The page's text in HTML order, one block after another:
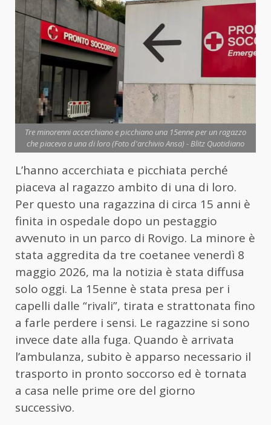
Tre minorenni accerchiano e picchiano una 15enne per un ragazzo
che piaceva a una di loro (Foto d'archivio Ansa) - Blitz Quotidiano
L’hanno accerchiata e picchiata perché
piaceva al ragazzo ambito di una di loro.
Per questo una ragazzina di circa 15 anni è
finita in ospedale dopo un pestaggio
avvenuto in un parco di Rovigo. La minore è
stata aggredita da tre coetanee venerdì 8
maggio 2026, ma la notizia è stata diffusa
solo oggi. La 15enne è stata presa per i
capelli dalle “rivali”, tirata e strattonata fino
a farle perdere i sensi. Le ragazzine si sono
invece date alla fuga. Quando è arrivata
l’ambulanza, subito è apparso necessario il
trasporto in pronto soccorso ed è tornata
a casa nelle prime ore del giorno
successivo.